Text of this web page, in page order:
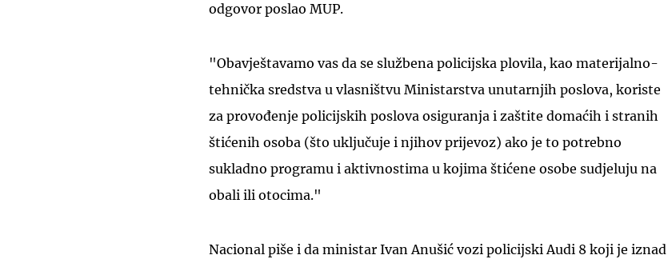
odgovor poslao MUP.
"Obavještavamo vas da se službena policijska plovila, kao materijalno-
tehnička sredstva u vlasništvu Ministarstva unutarnjih poslova, koriste
za provođenje policijskih poslova osiguranja i zaštite domaćih i stranih
štićenih osoba (što uključuje i njihov prijevoz) ako je to potrebno
sukladno programu i aktivnostima u kojima štićene osobe sudjeluju na
obali ili otocima."
Nacional piše i da ministar Ivan Anušić vozi policijski Audi 8 koji je iznad